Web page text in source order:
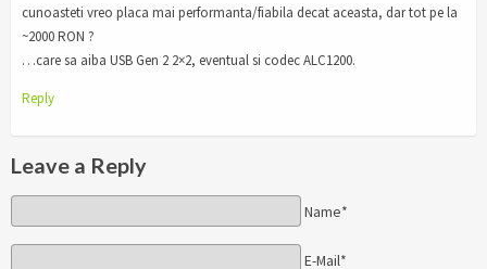
cunoasteti vreo placa mai performanta/fiabila decat aceasta, dar tot pe la
~2000 RON ?
…care sa aiba USB Gen 2 2×2, eventual si codec ALC1200.
Reply
Leave a Reply
Name*
E-Mail*